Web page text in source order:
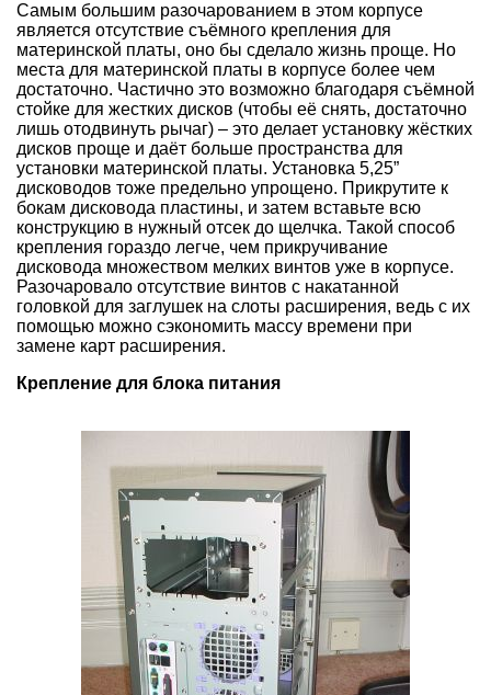
Самым большим разочарованием в этом корпусе
является отсутствие съёмного крепления для
материнской платы, оно бы сделало жизнь проще. Но
места для материнской платы в корпусе более чем
достаточно. Частично это возможно благодаря съёмной
стойке для жестких дисков (чтобы её снять, достаточно
лишь отодвинуть рычаг) – это делает установку жёстких
дисков проще и даёт больше пространства для
установки материнской платы. Установка 5,25”
дисководов тоже предельно упрощено. Прикрутите к
бокам дисковода пластины, и затем вставьте всю
конструкцию в нужный отсек до щелчка. Такой способ
крепления гораздо легче, чем прикручивание
дисковода множеством мелких винтов уже в корпусе.
Разочаровало отсутствие винтов с накатанной
головкой для заглушек на слоты расширения, ведь с их
помощью можно сэкономить массу времени при
замене карт расширения.
Крепление для блока питания